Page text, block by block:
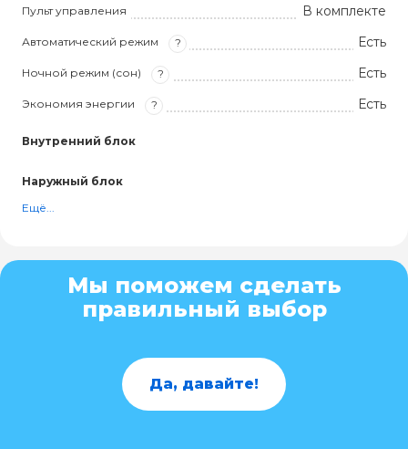
Пульт управления В комплекте
Автоматический режим ? Есть
Ночной режим (сон) ? Есть
Экономия энергии ? Есть
Внутренний блок
Наружный блок
Ещё...
Мы поможем сделать
правильный выбор
Да, давайте!